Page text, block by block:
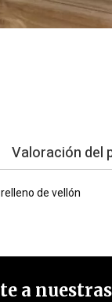
Valoración del
de vellón
a